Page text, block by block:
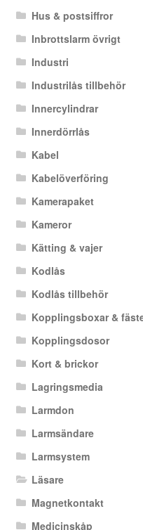
Hus & postsiffror
Inbrottslarm övrigt
Industri
Industrilås tillbehör
Innercylindrar
Innerdörrlås
Kabel
Kabelöverföring
Kamerapaket
Kameror
Kätting & vajer
Kodlås
Kodlås tillbehör
Kopplingsboxar &
Kopplingsdosor
Kort & brickor
Lagringsmedia
Larmdon
Larmsändare
Larmsystem
Läsare
Magnetkontakt
Medicinskåp